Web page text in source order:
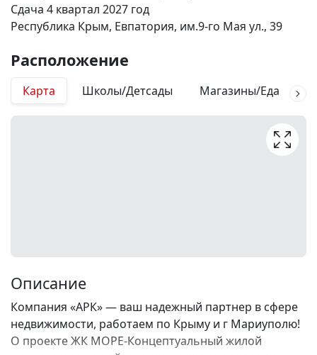
Сдача 4 квартал 2027 год
Республика Крым, Евпатория, им.9-го Мая ул., 39
Расположение
Карта Школы/Детсады Магазины/Еда
Описание
Компания «АРК» — ваш надежный партнер в сфере
недвижимости, работаем по Крыму и г Мариуполю!
О проекте ЖК МОРЕ-Концептуальный жилой